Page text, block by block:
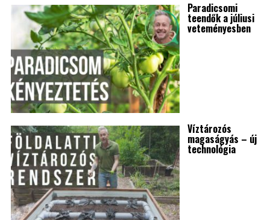
Paradicsomi
teendők a júliusi
veteményesben
Víztározós
magaságyás – új
technológia